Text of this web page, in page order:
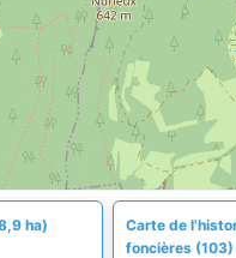
ha)
Carte de
foncières (103)